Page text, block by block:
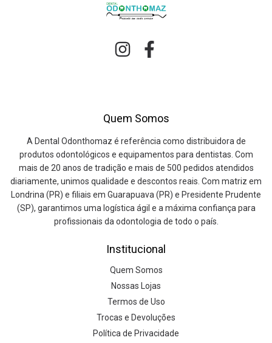
Quem Somos
A Dental Odonthomaz é referência como distribuidora de
produtos odontológicos e equipamentos para dentistas. Com
mais de 20 anos de tradição e mais de 500 pedidos atendidos
diariamente, unimos qualidade e descontos reais. Com matriz em
Londrina (PR) e filiais em Guarapuava (PR) e Presidente Prudente
(SP), garantimos uma logística ágil e a máxima confiança para
profissionais da odontologia de todo o país.
Institucional
Quem Somos
Nossas Lojas
Termos de Uso
Trocas e Devoluções
Política de Privacidade